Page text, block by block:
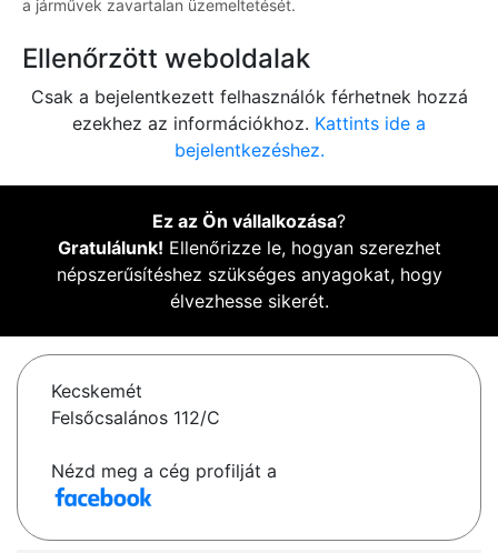
a járművek zavartalan üzemeltetését.
Ellenőrzött weboldalak
Csak a bejelentkezett felhasználók férhetnek hozzá
ezekhez az információkhoz. Kattints ide a
bejelentkezéshez.
Ez az Ön vállalkozása?
Gratulálunk! Ellenőrizze le, hogyan szerezhet
népszerűsítéshez szükséges anyagokat, hogy
élvezhesse sikerét.
Kecskemét
Felsőcsalános 112/C
Nézd meg a cég profilját a